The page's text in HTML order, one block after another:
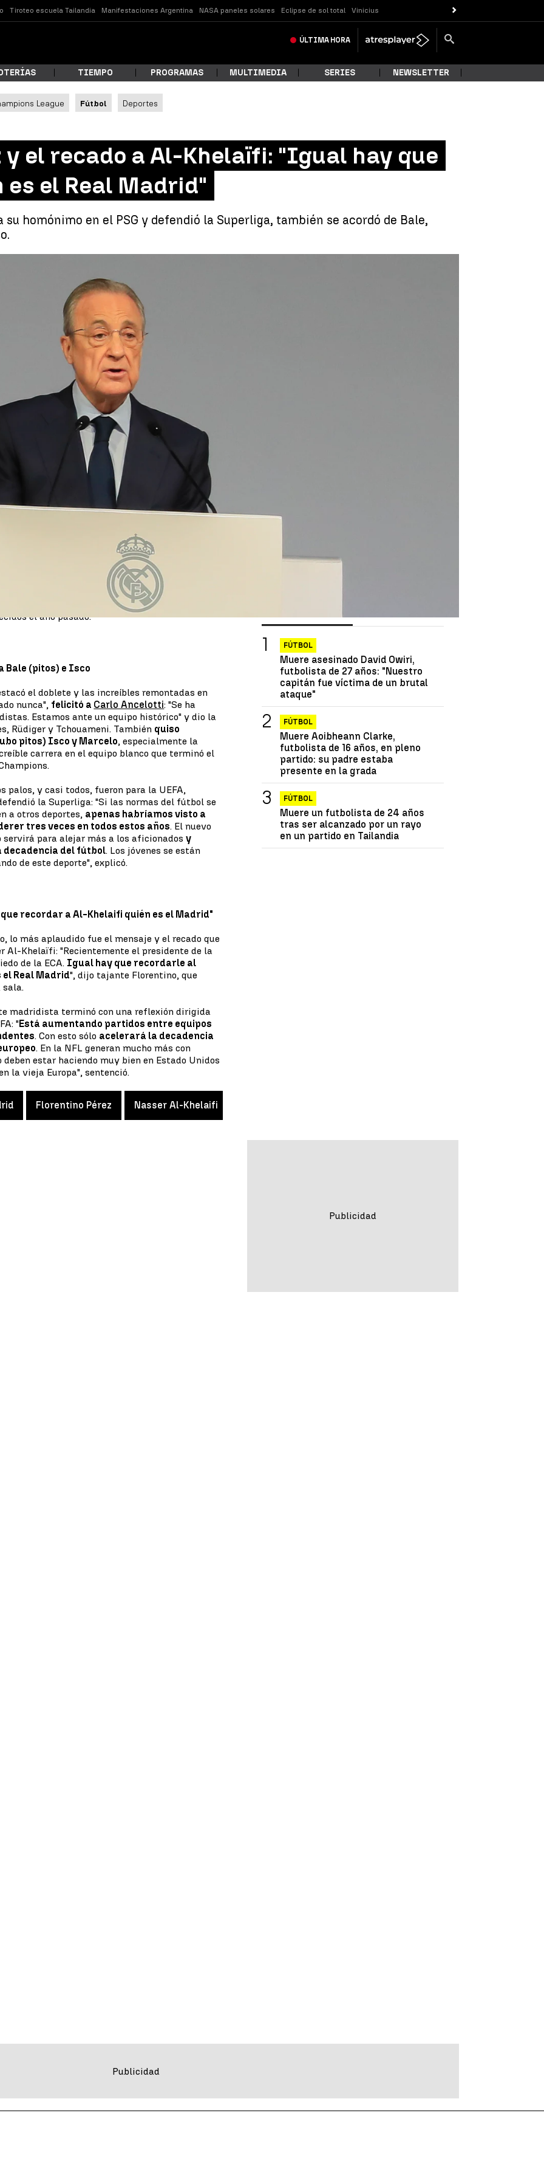
Tiroteo escuela Tailandia Manifestaciones Argentina NASA paneles solares Eclipse de sol total Vinicius
ÚLTIMA HORA
estás buscando?
TIEMPO PROGRAMAS MULTIMEDIA SERIES NEWSLETTER
League Fútbol Deportes
el recado a Al-Khelaïfi: "Igual hay que
el Real Madrid"
homónimo en el PSG y defendió la Superliga, también se acordó de Bale,
WhatsappFacebook
un detallado resumen de todo lo
en el
, destacó ante los socioslos
pasado
pese a los años duros del covid,
Laso, Bale e Isco
, entre otros, y
recordando a los fallecidos del
en un partido de fútbol en Indonesia
despidió a figuras claves del madridismo como
el año pasado.
Bale (pitos) e Isco
el doblete y las increíbles remontadas en
nunca", felicitó a Carlo Ancelotti: "Se ha
Estamos ante un equipo histórico" y dio la
Rüdiger y Tchouameni. También quiso
pitos) Isco y Marcelo, especialmente la
carrera en el equipo blanco que terminó el
palos, y casi todos, fueron para la UEFA,
la Superliga: "Si las normas del fútbol se
a otros deportes, apenas habríamos visto a
tres veces en todos estos años. El nuevo
servirá para alejar más a los aficionados y
decadencia del fútbol. Los jóvenes se están
de este deporte", explicó.
recordar a Al-Khelaifi quién es el Madrid"
lo más aplaudido fue el mensaje y el recado que
Al-Khelaïfi: "Recientemente el presidente de la
de la ECA. Igual hay que recordarle al
el Real Madrid", dijo tajante Florentino, que
sala.
madridista terminó con una reflexión dirigida
"Está aumentando partidos entre equipos
. Con esto sólo acelerará la decadencia
. En la NFL generan mucho más con
deben estar haciendo muy bien en Estado Unidos
la vieja Europa", sentenció.
Florentino Pérez Nasser Al-Khelaifi
FÚTBOL
Muere asesinado David Owiri,
futbolista de 27 años: "Nuestro
capitán fue víctima de un brutal
ataque"
FÚTBOL
Muere Aoibheann Clarke,
futbolista de 16 años, en pleno
partido: su padre estaba
presente en la grada
FÚTBOL
Muere un futbolista de 24 años
tras ser alcanzado por un rayo
en un partido en Tailandia